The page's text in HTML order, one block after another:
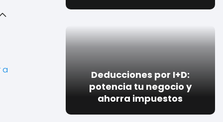
a
Deducciones por I+D:
potencia tu negocio y
ahorra impuestos